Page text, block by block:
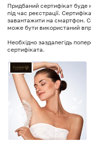
Придбаний сертифікат буде
під час реєстрації.
завантажити на смартфон.
може бути використаний
Необхідно заздалегідь
сертифіката.